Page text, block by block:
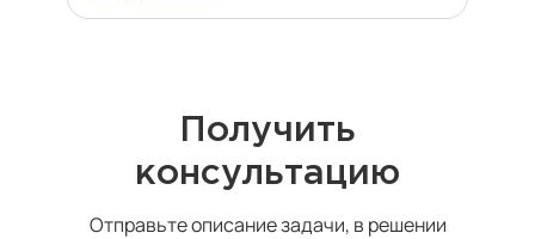
Получить
консультацию
Отправьте описание задачи, в решении